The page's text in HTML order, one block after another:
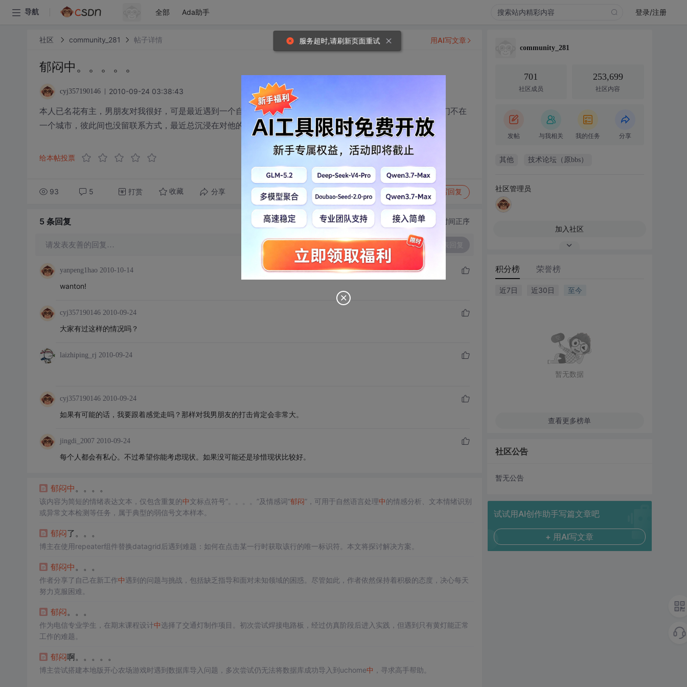
导航 全部 Ada助手 登录/注册
社区 community_281 帖子详情
郁闷中。。。。。
cyj357190146 2010-09-24 03:38:43
本人已名花有主，男朋友对我很好，可是最近遇到一个自认我是我的style，我能感觉到他对我也有好感，不过我们不在
一个城市，彼此间也没留联系方式，最近总沉浸在对他的幻觉中，请支招。。。也希望大家不要太骂偶。
给本帖投票
93 5 打赏 收藏 分享 转发到动态 写回复
用AI写文章
5 条回复 切换为时间正序
请发表友善的回复…
yanpeng1hao 2010-10-14
wanton!
cyj357190146 2010-09-24
大家有过这样的情况吗？
laizhiping_rj 2010-09-24
cyj357190146 2010-09-24
如果有可能的话，我要跟着感觉走吗？那样对我男朋友的打击肯定会非常大。
jingdi_2007 2010-09-24
每个人都会有私心。不过希望你能考虑现状。如果没可能还是珍惜现状比较好。
郁闷中。。。。
该内容为简短的情绪表达文本，仅包含重复的中文标点符号“。。。。”及情感词“郁闷”，可用于自然语言处理中的情感分析、文本情绪识别
或异常文本检测等任务，属于典型的弱信号文本样本。
郁闷了。。。
博主在使用repeater组件替换datagrid后遇到难题：如何在点击某一行时获取该行的唯一标识符。本文将探讨解决方案。
郁闷中。。。
作者分享了自己在新工作中遇到的问题与挑战，包括缺乏指导和面对未知领域的困惑。尽管如此，作者依然保持着积极的态度，决心每天
努力克服困难。
郁闷。。。
作为电信专业学生，在期末课程设计中选择了交通灯制作项目。初次尝试焊接电路板，经过仿真阶段后进入实践，但遇到只有黄灯能正常
工作的难题。
郁闷啊。。。。。
博主尝试搭建本地版开心农场游戏时遇到数据库导入问题，多次尝试仍无法将数据库成功导入到uchome中 ，寻求高手帮助。
community_281
701
社区成员
253,699
社区内容
发帖 与我相关 我的任务 分享
其他 技术论坛（原bbs）
社区管理员
加入社区
积分榜 荣誉榜
近7日 近30日 至今
暂无数据
查看更多榜单
社区公告
暂无公告
试试用AI创作助手写篇文章吧
+ 用AI写文章
服务超时,请刷新页面重试